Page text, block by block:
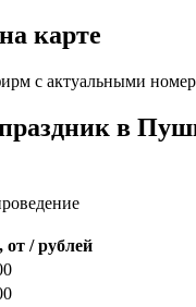
карте
с актуальными
праздник в
от / рублей